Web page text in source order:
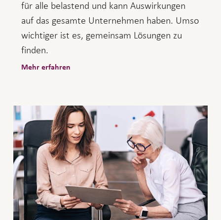
für alle belastend und kann Auswirkungen
auf das gesamte Unternehmen haben. Umso
wichtiger ist es, gemeinsam Lösungen zu
finden.
Mehr erfahren